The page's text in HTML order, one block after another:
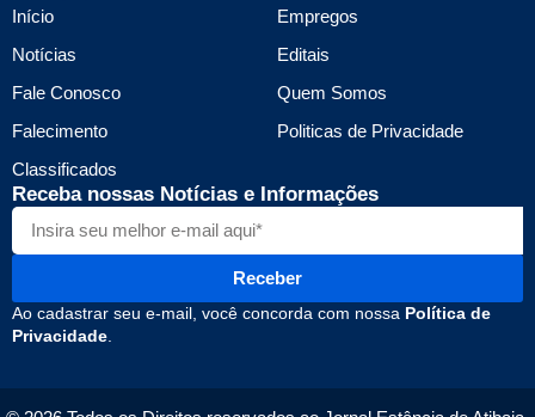
Início
Notícias
Fale Conosco
Falecimento
Classificados
Empregos
Editais
Quem Somos
Politicas de Privacidade
Receba nossas Notícias e Informações
Receber
Ao cadastrar seu e-mail, você concorda com nossa Política de
Privacidade